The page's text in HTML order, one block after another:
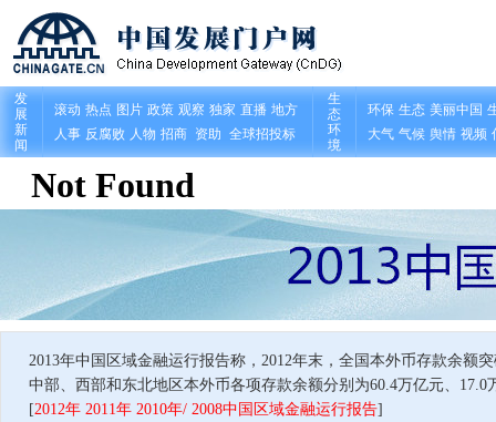
2013年中国区域金融运行报告称，2012年末，全国本外币存款余额
中部、西部和东北地区本外币各项存款余额分别为60.4万亿元、17.0
[2012年 2011年 2010年/ 2008中国区域金融运行报告]